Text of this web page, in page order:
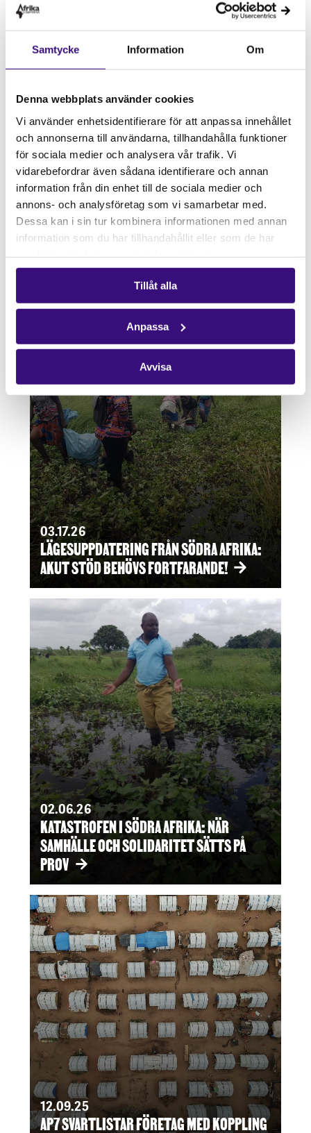
Samtycke Information Om
Denna webbplats använder cookies
Vi använder enhetsidentifierare för att anpassa innehållet
och annonserna till användarna, tillhandahålla funktioner
för sociala medier och analysera vår trafik. Vi
vidarebefordrar även sådana identifierare och annan
information från din enhet till de sociala medier och
annons- och analysföretag som vi samarbetar med.
Dessa kan i sin tur kombinera informationen med annan
information som du har tillhandahållit eller som de har
Tillåt alla
Anpassa
Avvisa
Läs fler artiklar om vårt arbete
03.17.26
LÄGESUPPDATERING FRÅN SÖDRA AFRIKA:
AKUT STÖD BEHÖVS FORTFARANDE!
02.06.26
KATASTROFEN I SÖDRA AFRIKA: NÄR
SAMHÄLLE OCH SOLIDARITET SÄTTS PÅ
PROV
12.09.25
AP7 SVARTLISTAR FÖRETAG MED KOPPLING